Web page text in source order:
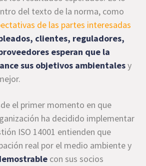
del texto de la norma, como
de las partes interesadas
clientes, reguladores,
esperan que la
sus objetivos ambientalesy
el primer momento en que
ha decidido implementar
ISO 14001 entienden que
real por el medio ambiente y
con sus socios